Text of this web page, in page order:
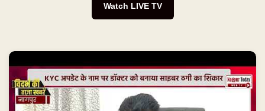
Watch LIVE TV